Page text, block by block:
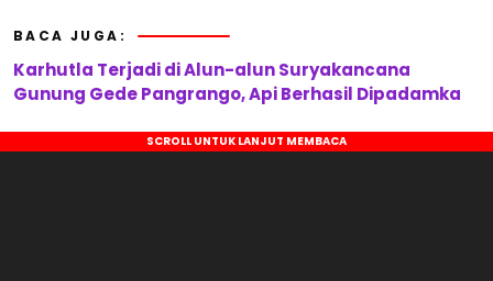
BACA JUGA:
Karhutla Terjadi di Alun-alun Suryakancana
Gunung Gede Pangrango, Api Berhasil Dipadamka